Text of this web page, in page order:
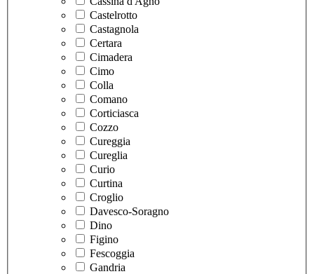
Castelrotto
Castagnola
Certara
Cimadera
Cimo
Colla
Comano
Corticiasca
Cozzo
Cureggia
Cureglia
Curio
Curtina
Croglio
Davesco-Soragno
Dino
Figino
Fescoggia
Gandria